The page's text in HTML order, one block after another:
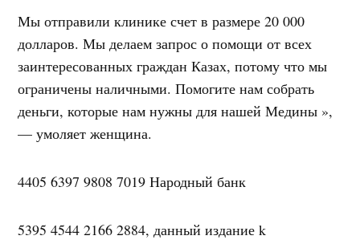
Мы отправили клинике счет в размере 20 000
долларов. Мы делаем запрос о помощи от всех
заинтересованных граждан Казах, потому что мы
ограничены наличными. Помогите нам собрать
деньги, которые нам нужны для нашей Медины »,
— умоляет женщина.
4405 6397 9808 7019 Народный банк
5395 4544 2166 2884, данный издание k